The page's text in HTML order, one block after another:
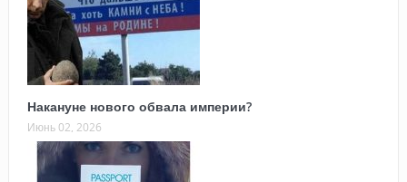
Накануне нового обвала империи?
Июнь 02, 2026